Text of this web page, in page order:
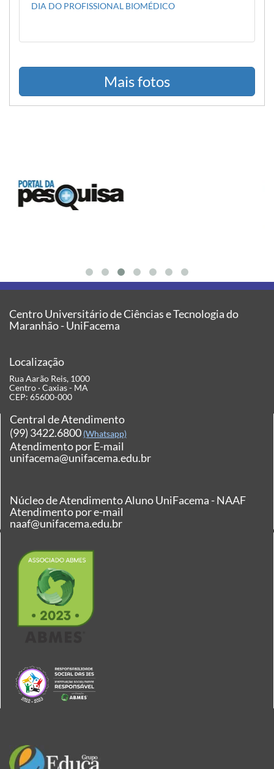
DIA DO PROFISSIONAL BIOMÉDICO
Mais fotos
Centro Universitário de Ciências e Tecnologia do
Maranhão - UniFacema
Localização
Rua Aarão Reis, 1000
Centro · Caxias - MA
CEP: 65600-000
Central de Atendimento
(99) 3422.6800 (Whatsapp)
Atendimento por E-mail
unifacema@unifacema.edu.br
Núcleo de Atendimento Aluno UniFacema - NAAF
Atendimento por e-mail
naaf@unifacema.edu.br